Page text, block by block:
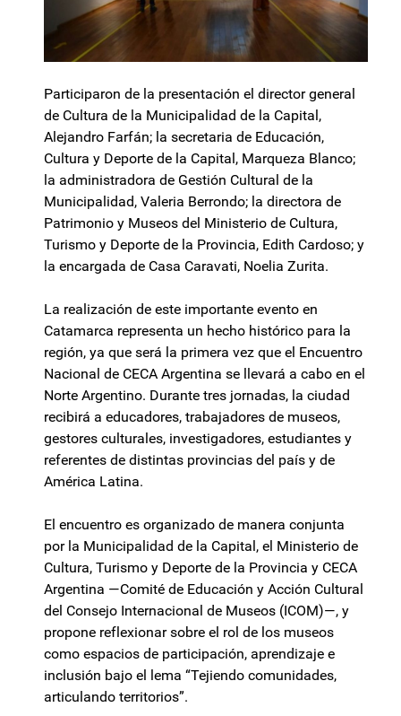
Participaron de la presentación el director general
de Cultura de la Municipalidad de la Capital,
Alejandro Farfán; la secretaria de Educación,
Cultura y Deporte de la Capital, Marqueza Blanco;
la administradora de Gestión Cultural de la
Municipalidad, Valeria Berrondo; la directora de
Patrimonio y Museos del Ministerio de Cultura,
Turismo y Deporte de la Provincia, Edith Cardoso; y
la encargada de Casa Caravati, Noelia Zurita.
La realización de este importante evento en
Catamarca representa un hecho histórico para la
región, ya que será la primera vez que el Encuentro
Nacional de CECA Argentina se llevará a cabo en el
Norte Argentino. Durante tres jornadas, la ciudad
recibirá a educadores, trabajadores de museos,
gestores culturales, investigadores, estudiantes y
referentes de distintas provincias del país y de
América Latina.
El encuentro es organizado de manera conjunta
por la Municipalidad de la Capital, el Ministerio de
Cultura, Turismo y Deporte de la Provincia y CECA
Argentina —Comité de Educación y Acción Cultural
del Consejo Internacional de Museos (ICOM)—, y
propone reflexionar sobre el rol de los museos
como espacios de participación, aprendizaje e
inclusión bajo el lema “Tejiendo comunidades,
articulando territorios”.